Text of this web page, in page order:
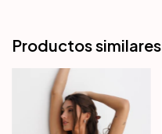
Productos similares